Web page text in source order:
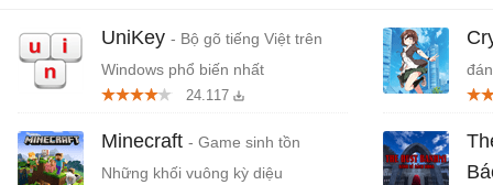
UniKey - Bộ gõ tiếng Việt trên
Windows phổ biến nhất
24.117
Minecraft - Game sinh tồn
Những khối vuông kỳ diệu